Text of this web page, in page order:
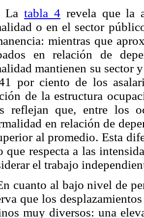
tabla 4revela que la
o en el sector
mientras que
en relación de
mantienen su sector
por ciento de los
de la estructura
reflejan que, entre los
en relación de
al promedio. Esta
que respecta a las
el trabajo
cuanto al bajo nivel de
que los
muy diversos: una